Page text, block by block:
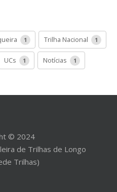
1 Trilha Nacional 1
UCs 1 Notícias 1
© 2024
de Trilhas de Longo
Trilhas)